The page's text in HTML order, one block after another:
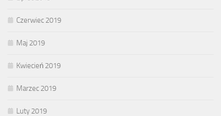
Czerwiec 2019
Maj 2019
Kwiecień 2019
Marzec 2019
Luty 2019